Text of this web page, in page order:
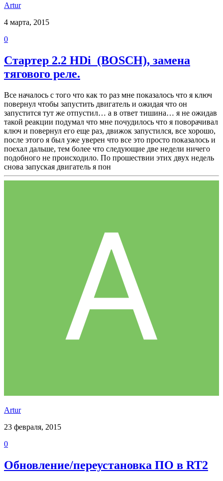
Аrtur
4 марта, 2015
0
Стартер 2.2 HDi_(BOSCH), замена
тягового реле.
Все началось с того что как то раз мне показалось что я ключ
повернул чтобы запустить двигатель и ожидая что он
запустится тут же отпустил… а в ответ тишина… я не ожидав
такой реакции подумал что мне почудилось что я поворачивал
ключ и повернул его еще раз, движок запустился, все хорошо,
после этого я был уже уверен что все это просто показалось и
поехал дальше, тем более что следующие две недели ничего
подобного не происходило. По прошествии этих двух недель
снова запуская двигатель я пон
Аrtur
23 февраля, 2015
0
Обновление/переустановка ПО в RT2